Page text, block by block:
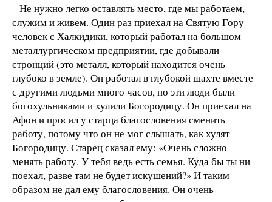
– Не нужно легко оставлять место, где мы работаем,
служим и живем. Один раз приехал на Святую Гору
человек с Халкидики, который работал на большом
металлургическом предприятии, где добывали
стронций (это металл, который находится очень
глубоко в земле). Он работал в глубокой шахте вместе
с другими людьми много часов, но эти люди были
богохульниками и хулили Богородицу. Он приехал на
Афон и просил у старца благословения сменить
работу, потому что он не мог слышать, как хулят
Богородицу. Старец сказал ему: «Очень сложно
менять работу. У тебя ведь есть семья. Куда бы ты ни
поехал, разве там не будет искушений?» И таким
образом не дал ему благословения. Он очень